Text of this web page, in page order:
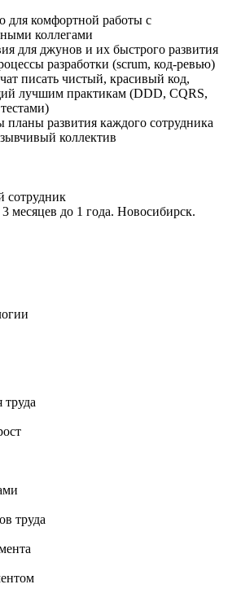
для комфортной работы с
коллегами
для джунов и их быстрого развития
разработки (scrum, код-ревью)
писать чистый, красивый код,
лучшим практикам (DDD, CQRS,
планы развития каждого сотрудника
коллектив
сотрудник
месяцев до 1 года. Новосибирск.
труда